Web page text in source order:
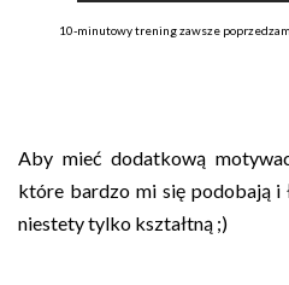
10-minutowy trening zawsze
Aby mieć dodatkową
które bardzo mi się podobają i
niestety tylko kształtną ;)